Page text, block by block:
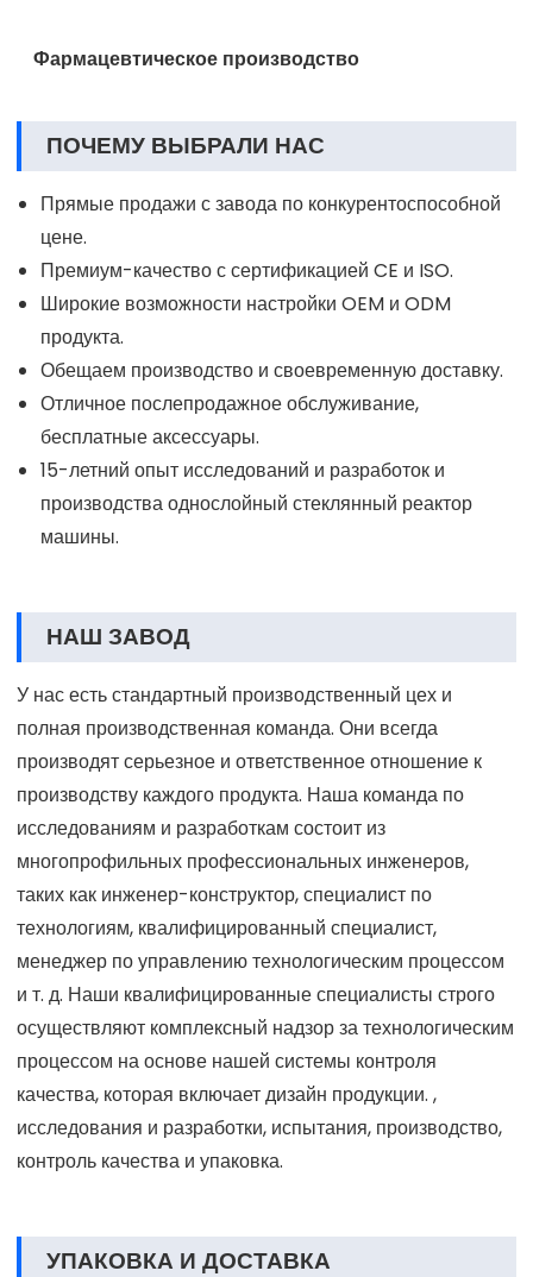
Фармацевтическое производство
ПОЧЕМУ ВЫБРАЛИ НАС
Прямые продажи с завода по конкурентоспособной
цене.
Премиум-качество с сертификацией CE и ISO.
Широкие возможности настройки OEM и ODM
продукта.
Обещаем производство и своевременную доставку.
Отличное послепродажное обслуживание,
бесплатные аксессуары.
15-летний опыт исследований и разработок и
производства однослойный стеклянный реактор
машины.
НАШ ЗАВОД
У нас есть стандартный производственный цех и
полная производственная команда. Они всегда
производят серьезное и ответственное отношение к
производству каждого продукта. Наша команда по
исследованиям и разработкам состоит из
многопрофильных профессиональных инженеров,
таких как инженер-конструктор, специалист по
технологиям, квалифицированный специалист,
менеджер по управлению технологическим процессом
и т. д. Наши квалифицированные специалисты строго
осуществляют комплексный надзор за технологическим
процессом на основе нашей системы контроля
качества, которая включает дизайн продукции. ,
исследования и разработки, испытания, производство,
контроль качества и упаковка.
УПАКОВКА И ДОСТАВКА